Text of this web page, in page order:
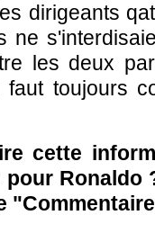
dirigeants
ne
les deux
toujours
cette
pour Ronaldo